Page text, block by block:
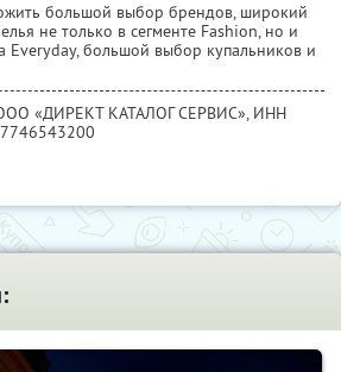
большой выбор брендов, широкий
не только в сегменте Fashion, но и
Everyday, большой выбор купальников и
ООО «ДИРЕКТ КАТАЛОГ СЕРВИС», ИНН